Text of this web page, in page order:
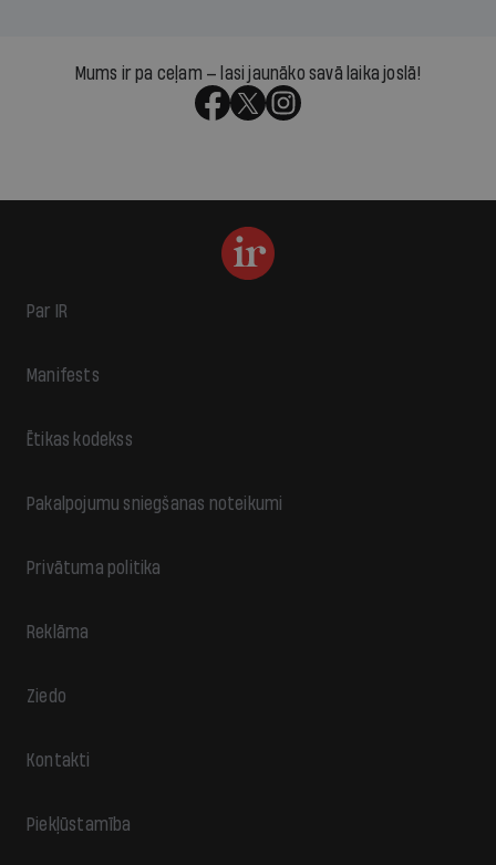
Mums ir pa ceļam — lasi jaunāko savā laika joslā!
Par IR
Manifests
Ētikas kodekss
Pakalpojumu sniegšanas noteikumi
Privātuma politika
Reklāma
Ziedo
Kontakti
Piekļūstamība